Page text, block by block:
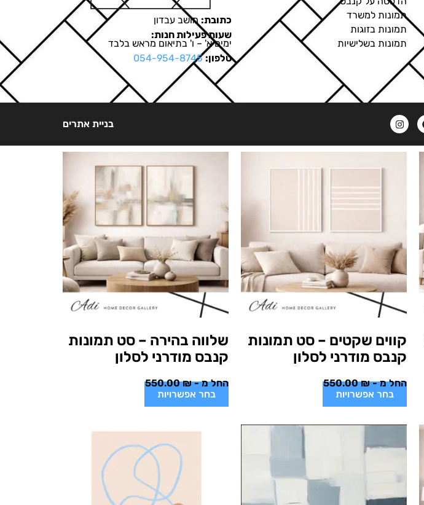
תמונות למשרד
תמונות בזוגות
תמונות בשלישיות
כתובת: מושב עבדון
שעות פעילות חנות:
ימים א' – ו' בתיאום מראש בלבד
טלפון: 054-954-8745
בניית אתרים
קווים שקטים – סט תמונות
קנבס מודרני לסלון
החל מ - 550.00₪
בחר אפשרויות
שלווה בהירה – סט תמונות
קנבס מודרני לסלון
החל מ - 550.00₪
בחר אפשרויות